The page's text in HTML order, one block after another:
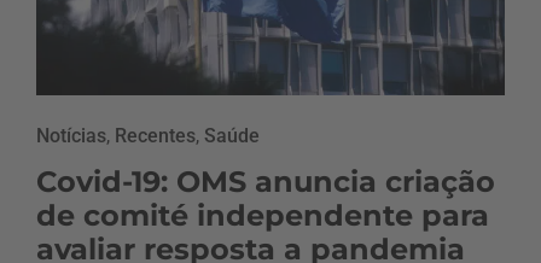
Notícias, Recentes, Saúde
Covid-19: OMS anuncia criação
de comité independente para
avaliar resposta a pandemia